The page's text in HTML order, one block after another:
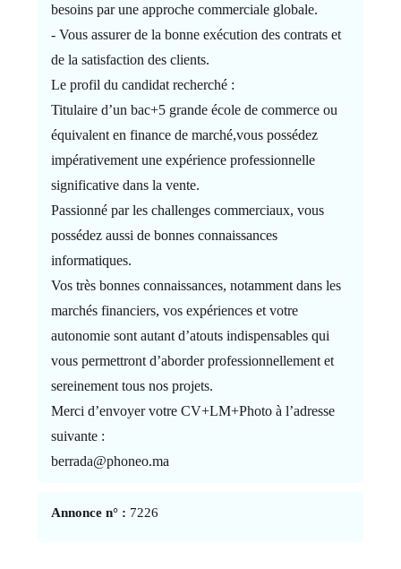
besoins par une approche commerciale globale.
- Vous assurer de la bonne exécution des contrats et
de la satisfaction des clients.
Le profil du candidat recherché :
Titulaire d’un bac+5 grande école de commerce ou
équivalent en finance de marché,vous possédez
impérativement une expérience professionnelle
significative dans la vente.
Passionné par les challenges commerciaux, vous
possédez aussi de bonnes connaissances
informatiques.
Vos très bonnes connaissances, notamment dans les
marchés financiers, vos expériences et votre
autonomie sont autant d’atouts indispensables qui
vous permettront d’aborder professionnellement et
sereinement tous nos projets.
Merci d’envoyer votre CV+LM+Photo à l’adresse
suivante :
berrada@phoneo.ma
Annonce n° : 7226